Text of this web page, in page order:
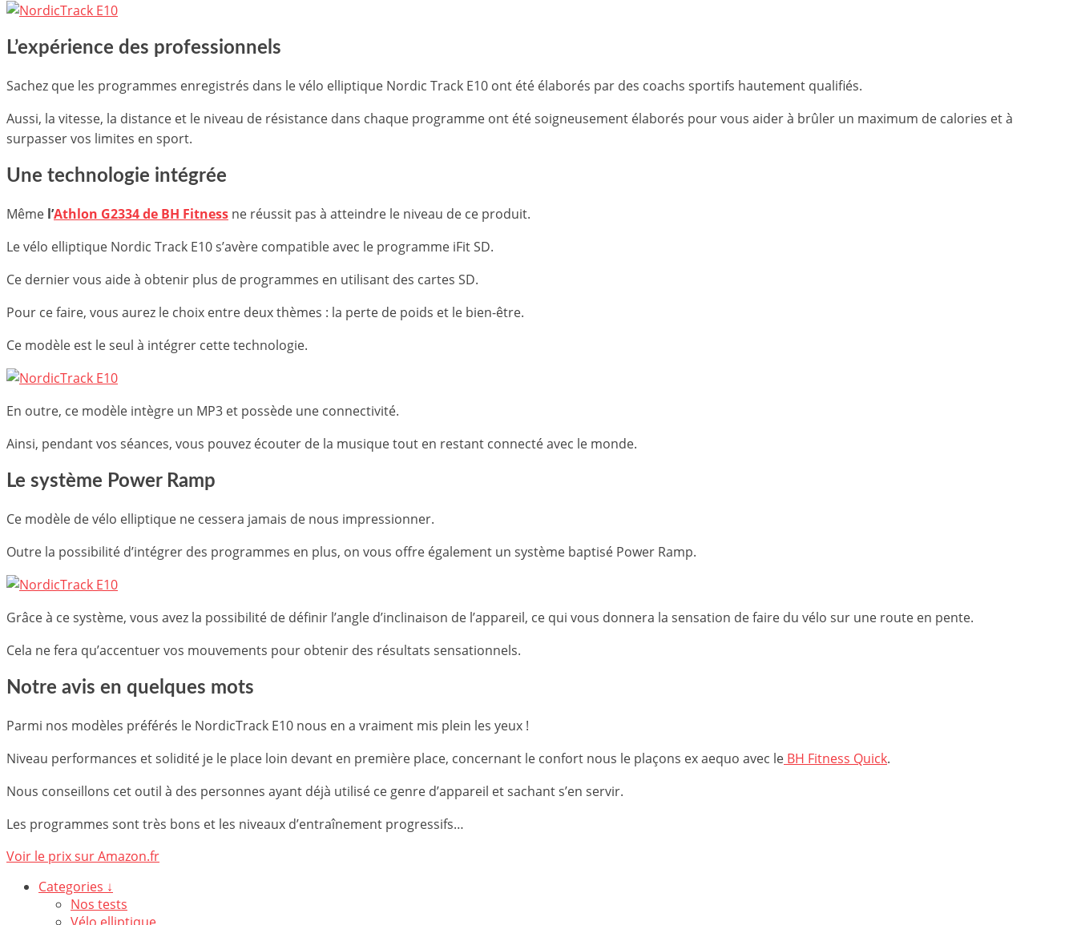
L’expérience des professionnels
Sachez que les programmes enregistrés dans le vélo elliptique Nordic Track E10 ont été élaborés par des coachs sportifs hautement qualifiés.
Aussi, la vitesse, la distance et le niveau de résistance dans chaque programme ont été soigneusement élaborés pour vous aider à brûler un maximum de calories et à
surpasser vos limites en sport.
Une technologie intégrée
Même l’Athlon G2334 de BH Fitness ne réussit pas à atteindre le niveau de ce produit.
Le vélo elliptique Nordic Track E10 s’avère compatible avec le programme iFit SD.
Ce dernier vous aide à obtenir plus de programmes en utilisant des cartes SD.
Pour ce faire, vous aurez le choix entre deux thèmes : la perte de poids et le bien-être.
Ce modèle est le seul à intégrer cette technologie.
En outre, ce modèle intègre un MP3 et possède une connectivité.
Ainsi, pendant vos séances, vous pouvez écouter de la musique tout en restant connecté avec le monde.
Le système Power Ramp
Ce modèle de vélo elliptique ne cessera jamais de nous impressionner.
Outre la possibilité d’intégrer des programmes en plus, on vous offre également un système baptisé Power Ramp.
Grâce à ce système, vous avez la possibilité de définir l’angle d’inclinaison de l’appareil, ce qui vous donnera la sensation de faire du vélo sur une route en pente.
Cela ne fera qu’accentuer vos mouvements pour obtenir des résultats sensationnels.
Notre avis en quelques mots
Parmi nos modèles préférés le NordicTrack E10 nous en a vraiment mis plein les yeux !
Niveau performances et solidité je le place loin devant en première place, concernant le confort nous le plaçons ex aequo avec le BH Fitness Quick.
Nous conseillons cet outil à des personnes ayant déjà utilisé ce genre d’appareil et sachant s’en servir.
Les programmes sont très bons et les niveaux d’entraînement progressifs…
Voir le prix sur Amazon.fr
Categories ↓
Nos tests
Vélo elliptique